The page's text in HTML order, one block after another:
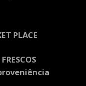
PLACE